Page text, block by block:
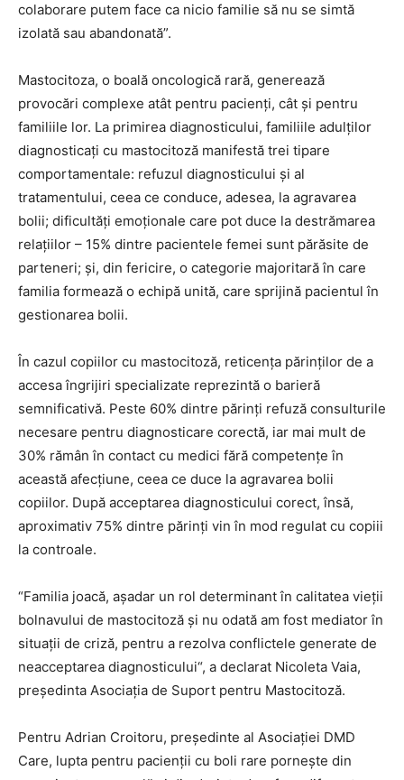
colaborare putem face ca nicio familie să nu se simtă
izolată sau abandonată”.
Mastocitoza, o boală oncologică rară, generează
provocări complexe atât pentru pacienți, cât și pentru
familiile lor. La primirea diagnosticului, familiile adulților
diagnosticați cu mastocitoză manifestă trei tipare
comportamentale: refuzul diagnosticului și al
tratamentului, ceea ce conduce, adesea, la agravarea
bolii; dificultăți emoționale care pot duce la destrămarea
relațiilor – 15% dintre pacientele femei sunt părăsite de
parteneri; și, din fericire, o categorie majoritară în care
familia formează o echipă unită, care sprijină pacientul în
gestionarea bolii.
În cazul copiilor cu mastocitoză, reticența părinților de a
accesa îngrijiri specializate reprezintă o barieră
semnificativă. Peste 60% dintre părinți refuză consulturile
necesare pentru diagnosticare corectă, iar mai mult de
30% rămân în contact cu medici fără competențe în
această afecțiune, ceea ce duce la agravarea bolii
copiilor. După acceptarea diagnosticului corect, însă,
aproximativ 75% dintre părinți vin în mod regulat cu copiii
la controale.
“Familia joacă, așadar un rol determinant în calitatea vieții
bolnavului de mastocitoză și nu odată am fost mediator în
situații de criză, pentru a rezolva conflictele generate de
neacceptarea diagnosticului“, a declarat Nicoleta Vaia,
președinta Asociația de Suport pentru Mastocitoză.
Pentru Adrian Croitoru, președinte al Asociației DMD
Care, lupta pentru pacienții cu boli rare pornește din